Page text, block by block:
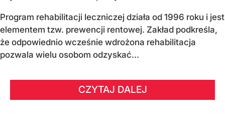
Program rehabilitacji leczniczej działa od 1996 roku i jest
elementem tzw. prewencji rentowej. Zakład podkreśla,
że odpowiednio wcześnie wdrożona rehabilitacja
pozwala wielu osobom odzyskać...
CZYTAJ DALEJ